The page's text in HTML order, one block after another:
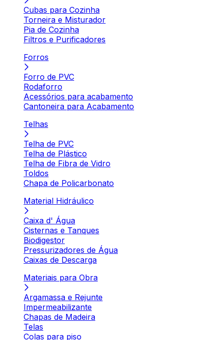
Cubas para Cozinha
Torneira e Misturador
Pia de Cozinha
Filtros e Purificadores
Forros
Forro de PVC
Rodaforro
Acessórios para acabamento
Cantoneira para Acabamento
Telhas
Telha de PVC
Telha de Plástico
Telha de Fibra de Vidro
Toldos
Chapa de Policarbonato
Material Hidráulico
Caixa d' Água
Cisternas e Tanques
Biodigestor
Pressurizadores de Água
Caixas de Descarga
Materiais para Obra
Argamassa e Rejunte
Impermeabilizante
Chapas de Madeira
Telas
Colas para piso